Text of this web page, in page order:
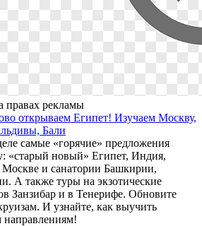
правах рекламы
открываем Египет! Изучаем Москву,
Бали
самые «горячие» предложения
«старый новый» Египет, Индия,
и санатории Башкирии,
А также туры на экзотические
Занзибар и в Тенерифе. Обновите
И узнайте, как выучить
направлениям!